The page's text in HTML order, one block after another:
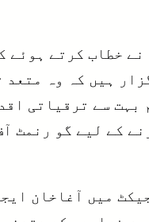
خطاب کرتے ہوئے
ہیں کہ وہ
سے ترقیاتی
کے لیے گو رنمٹ
میں آغاخان